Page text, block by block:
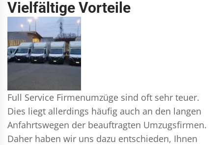
Vielfältige Vorteile
Full Service Firmenumzüge sind oft sehr teuer.
Dies liegt allerdings häufig auch an den langen
Anfahrtswegen der beauftragten Umzugsfirmen.
Daher haben wir uns dazu entschieden, Ihnen